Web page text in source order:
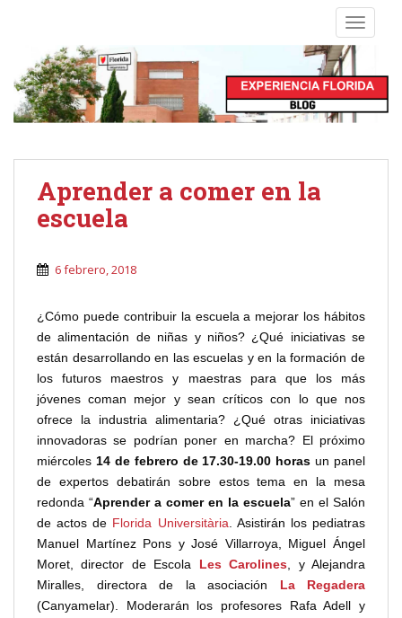
Aprender a comer en la
escuela
6 febrero, 2018
¿Cómo puede contribuir la escuela a mejorar los hábitos
de alimentación de niñas y niños? ¿Qué iniciativas se
están desarrollando en las escuelas y en la formación de
los futuros maestros y maestras para que los más
jóvenes coman mejor y sean críticos con lo que nos
ofrece la industria alimentaria? ¿Qué otras iniciativas
innovadoras se podrían poner en marcha? El próximo
miércoles 14 de febrero de 17.30-19.00 horas un panel
de expertos debatirán sobre estos tema en la mesa
redonda “Aprender a comer en la escuela” en el Salón
de actos de Florida Universitària. Asistirán los pediatras
Manuel Martínez Pons y José Villarroya, Miguel Ángel
Moret, director de Escola Les Carolines, y Alejandra
Miralles, directora de la asociación La Regadera
(Canyamelar). Moderarán los profesores Rafa Adell y